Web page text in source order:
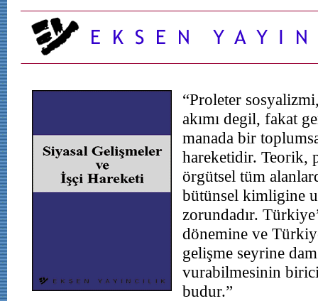
“Proleter
akımı degil, fakat
manada bir
hareketidir. Teorik,
örgütsel tüm
bütünsel kimligine
zorundadır.
dönemine ve
gelişme seyrine
vurabilmesinin
budur.”